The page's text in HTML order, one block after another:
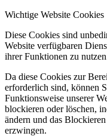
Wichtige Website Cookies
Diese Cookies sind
Website verfügbaren
ihrer Funktionen zu
Da diese Cookies zur
erforderlich sind, können
Funktionsweise unserer
blockieren oder löschen,
ändern und das
erzwingen.